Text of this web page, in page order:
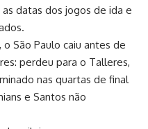
datas dos jogos de ida e
São Paulo caiu antes de
perdeu para o Talleres,
nas quartas de final
e Santos não